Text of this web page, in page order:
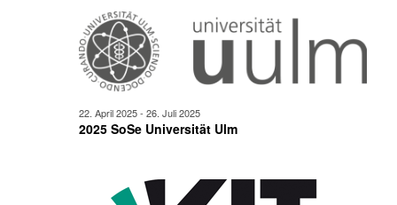
2025 SoSe Universität Ulm
22. April 2025- 26. Juli 2025